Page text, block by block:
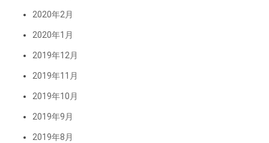
2020年2月
2020年1月
2019年12月
2019年11月
2019年10月
2019年9月
2019年8月